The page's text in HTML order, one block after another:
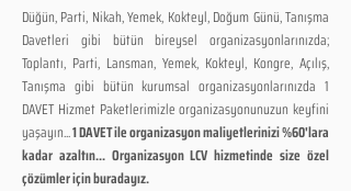
Düğün, Parti, Nikah, Yemek, Kokteyl, Doğum Günü, Tanışma
Davetleri gibi bütün bireysel organizasyonlarınızda;
Toplantı, Parti, Lansman, Yemek, Kokteyl, Kongre, Açılış,
Tanışma gibi bütün kurumsal organizasyonlarınızda 1
DAVET Hizmet Paketlerimizle organizasyonunuzun keyfini
yaşayın...1 DAVET ile organizasyon maliyetlerinizi %60'lara
kadar azaltın... Organizasyon LCV hizmetinde size özel
çözümler için buradayız.